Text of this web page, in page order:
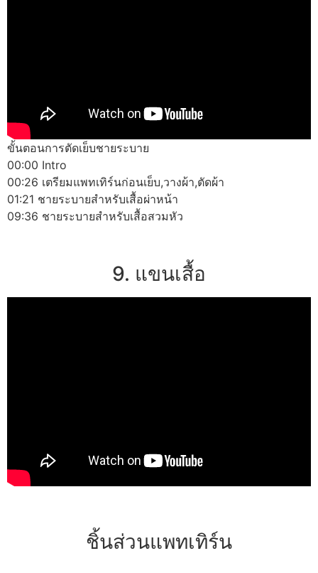
ขั้นตอนการตัดเย็บชายระบาย
00:00 Intro
00:26 เตรียมแพทเทิร์นก่อนเย็บ,วางผ้า,ตัดผ้า
01:21 ชายระบายสำหรับเสื้อผ่าหน้า
09:36 ชายระบายสำหรับเสื้อสวมหัว
9. แขนเสื้อ
ชิ้นส่วนแพทเทิร์น